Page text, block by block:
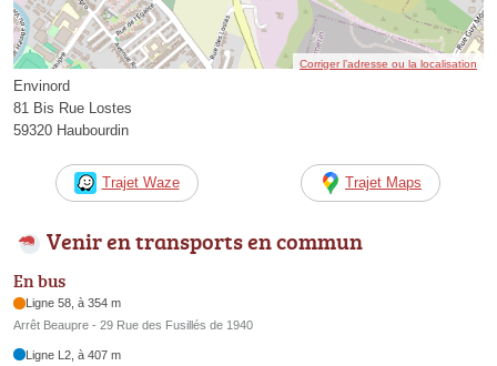
Corriger l’adresse ou la localisation
Envinord
81 Bis Rue Lostes
59320 Haubourdin
Trajet Waze Trajet Maps
Venir en transports en commun
En bus
Ligne 58, à 354 m
Arrêt Beaupre - 29 Rue des Fusillés de 1940
Ligne L2, à 407 m